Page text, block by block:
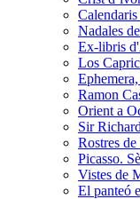
Nadales
Ex-libris
Los
Ramon
Orient a
Sir
Rostres
Picasso.
Vistes de
El panteó